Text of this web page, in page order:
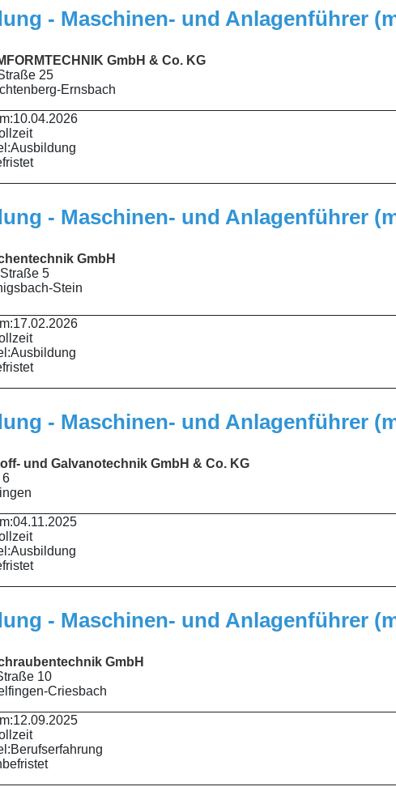
- Maschinen- und Anlagenführer
GmbH & Co. KG
25
Ernsbach
10.04.2026
Ausbildung
- Maschinen- und Anlagenführer
GmbH
5
Stein
17.02.2026
Ausbildung
- Maschinen- und Anlagenführer
und Galvanotechnik GmbH & Co. KG
6
04.11.2025
Ausbildung
- Maschinen- und Anlagenführer
GmbH
10
Criesbach
12.09.2025
Berufserfahrung